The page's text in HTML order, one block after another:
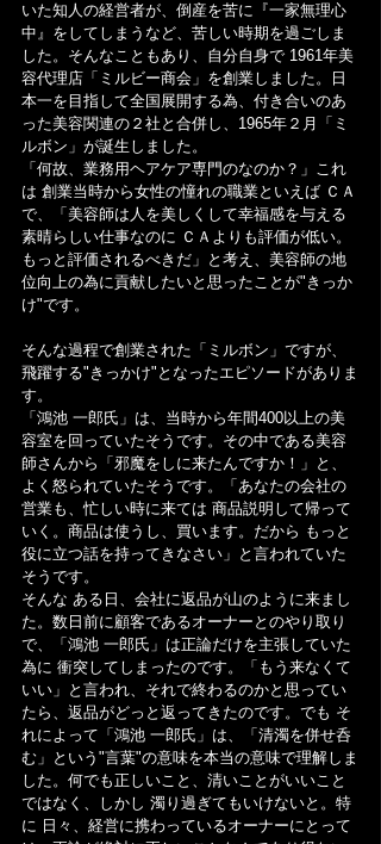
いた知人の経営者が、倒産を苦に『一家無理心
中』をしてしまうなど、苦しい時期を過ごしま
した。そんなこともあり、自分自身で 1961年美
容代理店「ミルビー商会」を創業しました。日
本一を目指して全国展開する為、付き合いのあ
った美容関連の２社と合併し、1965年２月「ミ
ルボン」が誕生しました。
「何故、業務用ヘアケア専門のなのか？」これ
は 創業当時から女性の憧れの職業といえば ＣＡ
で、「美容師は人を美しくして幸福感を与える
素晴らしい仕事なのに ＣＡよりも評価が低い。
もっと評価されるべきだ」と考え、美容師の地
位向上の為に貢献したいと思ったことが"きっか
け"です。
そんな過程で創業された「ミルボン」ですが、
飛躍する"きっかけ"となったエピソードがありま
す。
「鴻池 一郎氏」は、当時から年間400以上の美
容室を回っていたそうです。その中である美容
師さんから「邪魔をしに来たんですか！」と、
よく怒られていたそうです。「あなたの会社の
営業も、忙しい時に来ては 商品説明して帰って
いく。商品は使うし、買います。だから もっと
役に立つ話を持ってきなさい」と言われていた
そうです。
そんな ある日、会社に返品が山のように来まし
た。数日前に顧客であるオーナーとのやり取り
で、「鴻池 一郎氏」は正論だけを主張していた
為に 衝突してしまったのです。「もう来なくて
いい」と言われ、それで終わるのかと思ってい
たら、返品がどっと返ってきたのです。でも そ
れによって「鴻池 一郎氏」は、「清濁を併せ呑
む」という"言葉"の意味を本当の意味で理解しま
した。何でも正しいこと、清いことがいいこと
ではなく、しかし 濁り過ぎてもいけないと。特
に 日々、経営に携わっているオーナーにとって